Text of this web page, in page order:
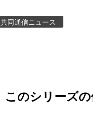
共同通信ニュース
このシリーズ